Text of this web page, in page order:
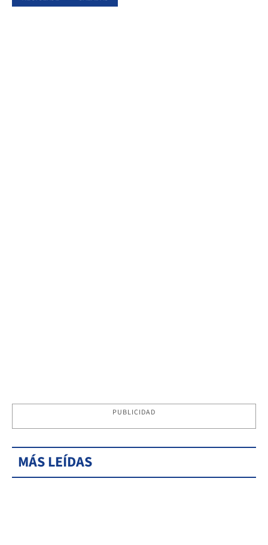
PUBLICIDAD
MÁS LEÍDAS